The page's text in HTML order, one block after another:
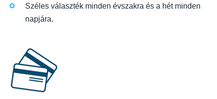
Széles választék minden évszakra és a hét minden
napjára.